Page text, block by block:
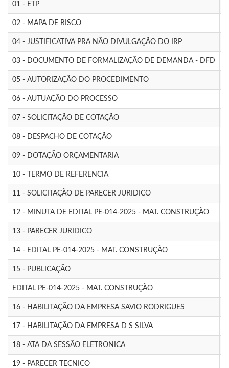
01 - ETP
02 - MAPA DE RISCO
04 - JUSTIFICATIVA PRA NÃO DIVULGAÇÃO DO IRP
03 - DOCUMENTO DE FORMALIZAÇÃO DE DEMANDA - DFD
05 - AUTORIZAÇÃO DO PROCEDIMENTO
06 - AUTUAÇÃO DO PROCESSO
07 - SOLICITAÇÃO DE COTAÇÃO
08 - DESPACHO DE COTAÇÃO
09 - DOTAÇÃO ORÇAMENTARIA
10 - TERMO DE REFERENCIA
11 - SOLICITAÇÃO DE PARECER JURIDICO
12 - MINUTA DE EDITAL PE-014-2025 - MAT. CONSTRUÇÃO
13 - PARECER JURIDICO
14 - EDITAL PE-014-2025 - MAT. CONSTRUÇÃO
15 - PUBLICAÇÃO
EDITAL PE-014-2025 - MAT. CONSTRUÇÃO
16 - HABILITAÇÃO DA EMPRESA SAVIO RODRIGUES
17 - HABILITAÇÃO DA EMPRESA D S SILVA
18 - ATA DA SESSÃO ELETRONICA
19 - PARECER TECNICO